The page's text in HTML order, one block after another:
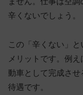
辛くないでしょう。
この「辛くない」
メリットです。例
動車として完成さ
待遇です。